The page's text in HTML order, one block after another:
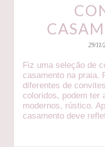
29/11/
Fiz uma seleção de
casamento na praia.
diferentes de
coloridos, podem ter
modernos, rústico.
casamento deve